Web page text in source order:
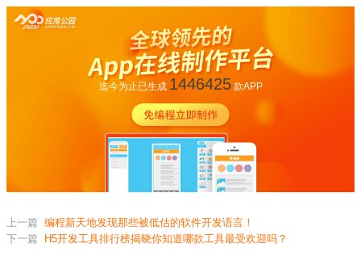
迄今为止已生成 1446425款APP
上一篇 编程新天地发现那些被低估的软件开发语言！
下一篇
H5开发工具排行榜揭晓你知道哪款工具最受欢迎吗？